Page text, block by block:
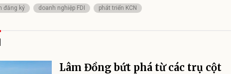
đăng ký doanh nghiệp FDI phát triển KCN
Lâm Đồng bứt phá từ các trụ cột